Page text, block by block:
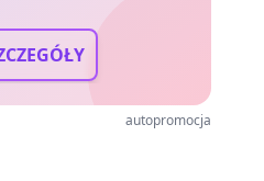
autopromocja